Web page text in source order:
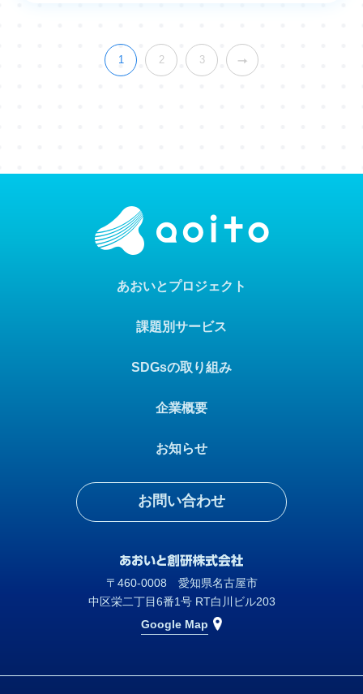
1 2 3
あおいとプロジェクト
SDGsの取り組み
お知らせ
課題別サービス
企業概要
お問い合わせ
〒460-0008 愛知県名古屋市
中区栄二丁目6番1号 RT白川ビル203
Google Map